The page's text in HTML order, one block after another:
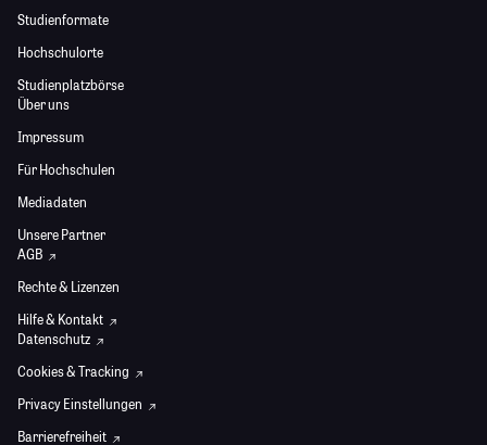
Studienformate
Hochschulorte
Studienplatzbörse
Über uns
Impressum
Für Hochschulen
Mediadaten
Unsere Partner
AGB
Rechte & Lizenzen
Hilfe & Kontakt
Datenschutz
Cookies & Tracking
Privacy Einstellungen
Barrierefreiheit